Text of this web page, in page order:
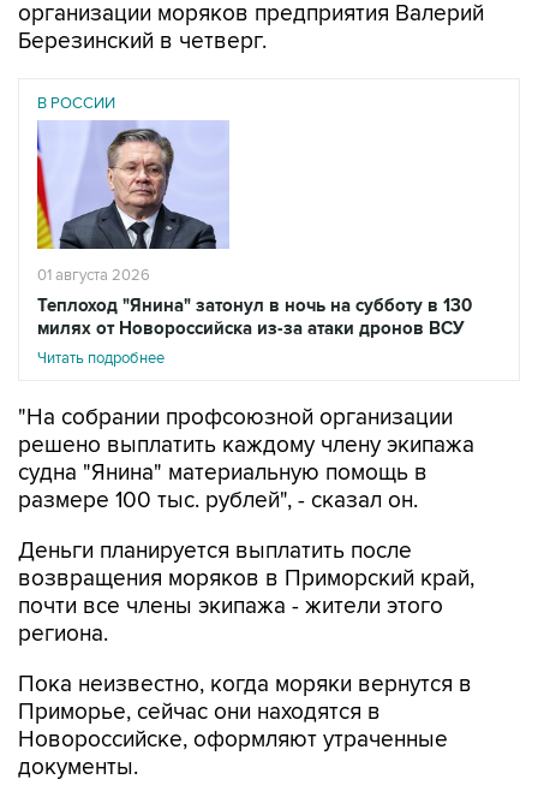
организации моряков предприятия Валерий
Березинский в четверг.
В РОССИИ
01 августа 2026
Теплоход "Янина" затонул в ночь на субботу в 130
милях от Новороссийска из-за атаки дронов ВСУ
Читать подробнее
"На собрании профсоюзной организации
решено выплатить каждому члену экипажа
судна "Янина" материальную помощь в
размере 100 тыс. рублей", - сказал он.
Деньги планируется выплатить после
возвращения моряков в Приморский край,
почти все члены экипажа - жители этого
региона.
Пока неизвестно, когда моряки вернутся в
Приморье, сейчас они находятся в
Новороссийске, оформляют утраченные
документы.